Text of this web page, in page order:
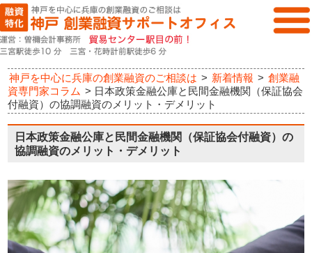
神戸を中心に兵庫の創業融資のご相談は > 新着情報 > 創業融
資専門家コラム > 日本政策金融公庫と民間金融機関（保証協会
付融資）の協調融資のメリット・デメリット
日本政策金融公庫と民間金融機関（保証協会付融資）の
協調融資のメリット・デメリット